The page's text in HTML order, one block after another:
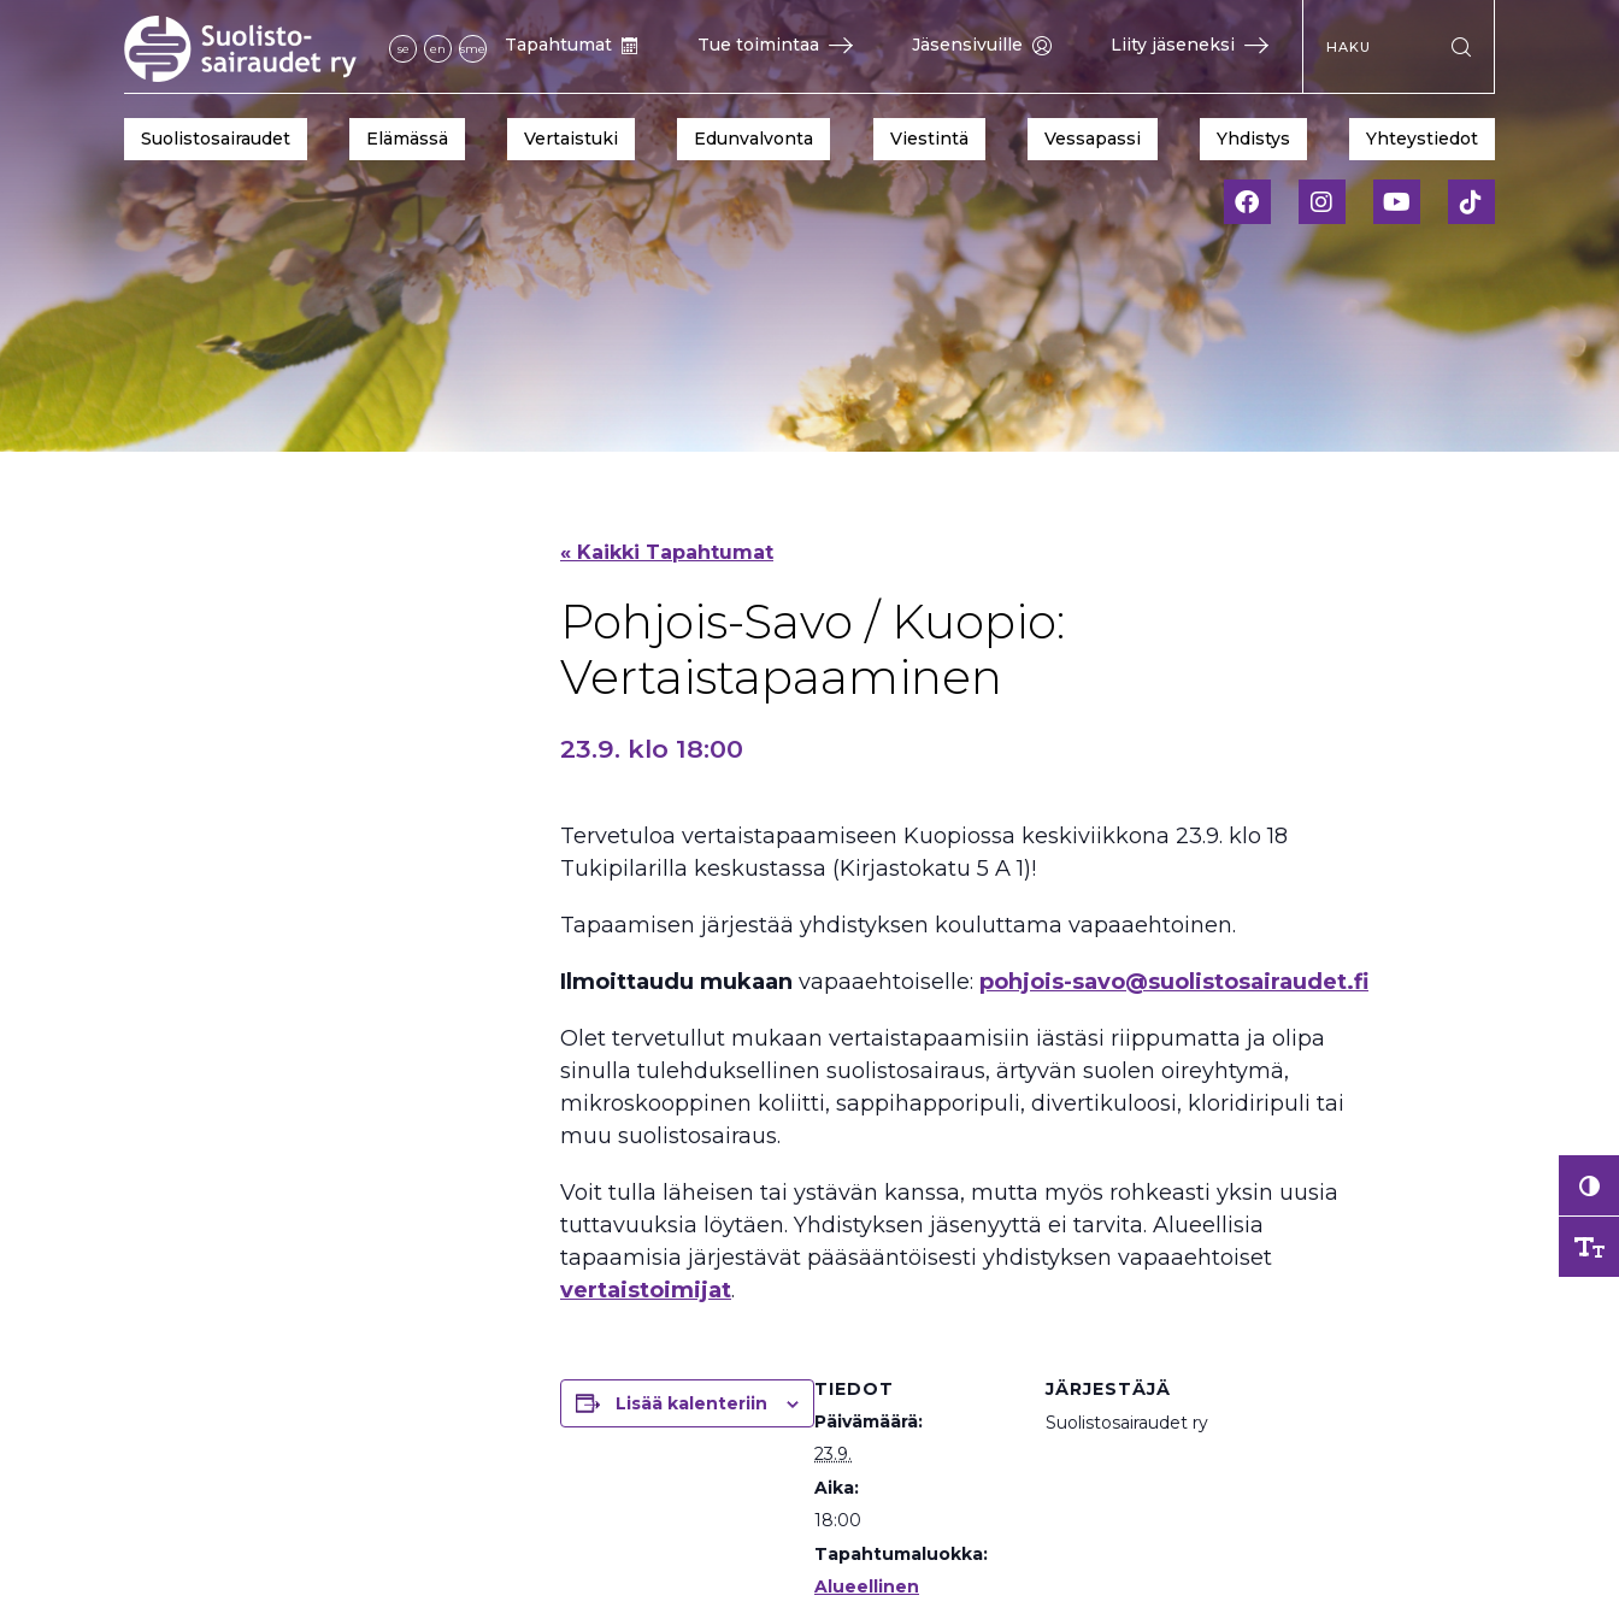
se en sme Tapahtumat Tue toimintaa Jäsensivuille Liity jäseneksi
Hae sivustolta
Suolistosairaudet Elämässä Vertaistuki Edunvalvonta Viestintä Vessapassi Yhdistys Yhteystiedot
« Kaikki Tapahtumat
Pohjois-Savo / Kuopio:
Vertaistapaaminen
23.9. klo 18:00
Tervetuloa vertaistapaamiseen Kuopiossa keskiviikkona 23.9. klo 18
Tukipilarilla keskustassa (Kirjastokatu 5 A 1)!
Tapaamisen järjestää yhdistyksen kouluttama vapaaehtoinen.
Ilmoittaudu mukaan vapaaehtoiselle: pohjois-savo@suolistosairaudet.fi
Olet tervetullut mukaan vertaistapaamisiin iästäsi riippumatta ja olipa
sinulla tulehduksellinen suolistosairaus, ärtyvän suolen oireyhtymä,
mikroskooppinen koliitti, sappihapporipuli, divertikuloosi, kloridiripuli tai
muu suolistosairaus.
Voit tulla läheisen tai ystävän kanssa, mutta myös rohkeasti yksin uusia
tuttavuuksia löytäen. Yhdistyksen jäsenyyttä ei tarvita. Alueellisia
tapaamisia järjestävät pääsääntöisesti yhdistyksen vapaaehtoiset
vertaistoimijat.
Lisää kalenteriin
TIEDOT
Päivämäärä:
23.9.
Aika:
18:00
Tapahtumaluokka:
Alueellinen
JÄRJESTÄJÄ
Suolistosairaudet ry